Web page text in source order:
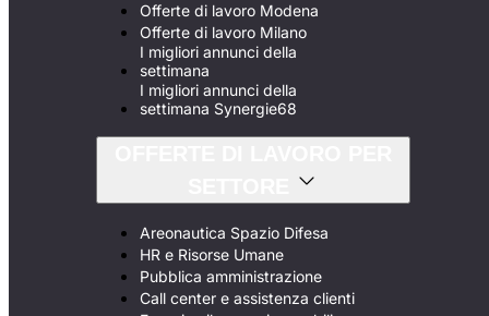
Offerte di lavoro Modena
Offerte di lavoro Milano
I migliori annunci della
settimana
I migliori annunci della
settimana Synergie68
Areonautica Spazio Difesa
HR e Risorse Umane
Pubblica amministrazione
Call center e assistenza clienti